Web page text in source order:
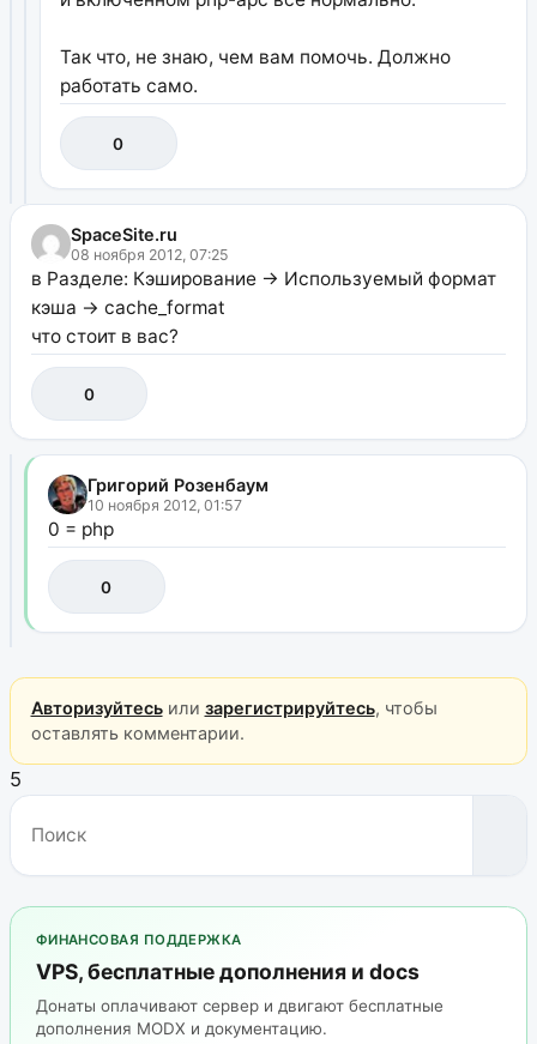
Так что, не знаю, чем вам помочь. Должно
работать само.
0
SpaceSite.ru
08 ноября 2012, 07:25
в Разделе: Кэширование -> Используемый формат
кэша -> cache_format
что стоит в вас?
0
Григорий Розенбаум
10 ноября 2012, 01:57
0 = php
0
Авторизуйтесьили зарегистрируйтесь, чтобы
оставлять комментарии.
5
ФИНАНСОВАЯ ПОДДЕРЖКА
VPS, бесплатные дополнения и docs
Донаты оплачивают сервер и двигают бесплатные
дополнения MODX и документацию.